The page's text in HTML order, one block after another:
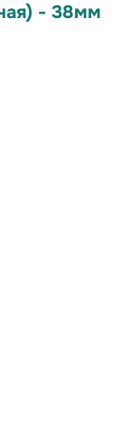
- 38мм